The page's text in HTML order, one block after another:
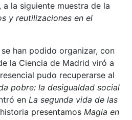
la siguiente muestra de la
y reutilizaciones en el
han podido organizar, con
la Ciencia de Madrid viró a
pudo recuperarse al
pobre: la desigualdad social
en La segunda vida de las
presentamos Magia en